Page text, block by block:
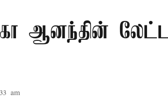
ஆனந்தின்
am